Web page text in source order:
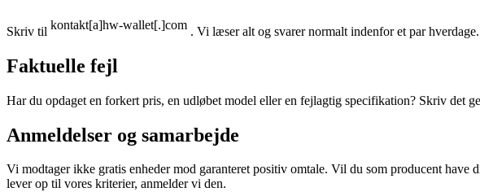
Skriv til . Vi læser alt og svarer normalt indenfor et par hverdage.
Faktuelle fejl
Har du opdaget en forkert pris, en udløbet model eller en fejlagtig specifikation? Skriv det
Anmeldelser og samarbejde
Vi modtager ikke gratis enheder mod garanteret positiv omtale. Vil du som producent
lever op til vores kriterier, anmelder vi den.